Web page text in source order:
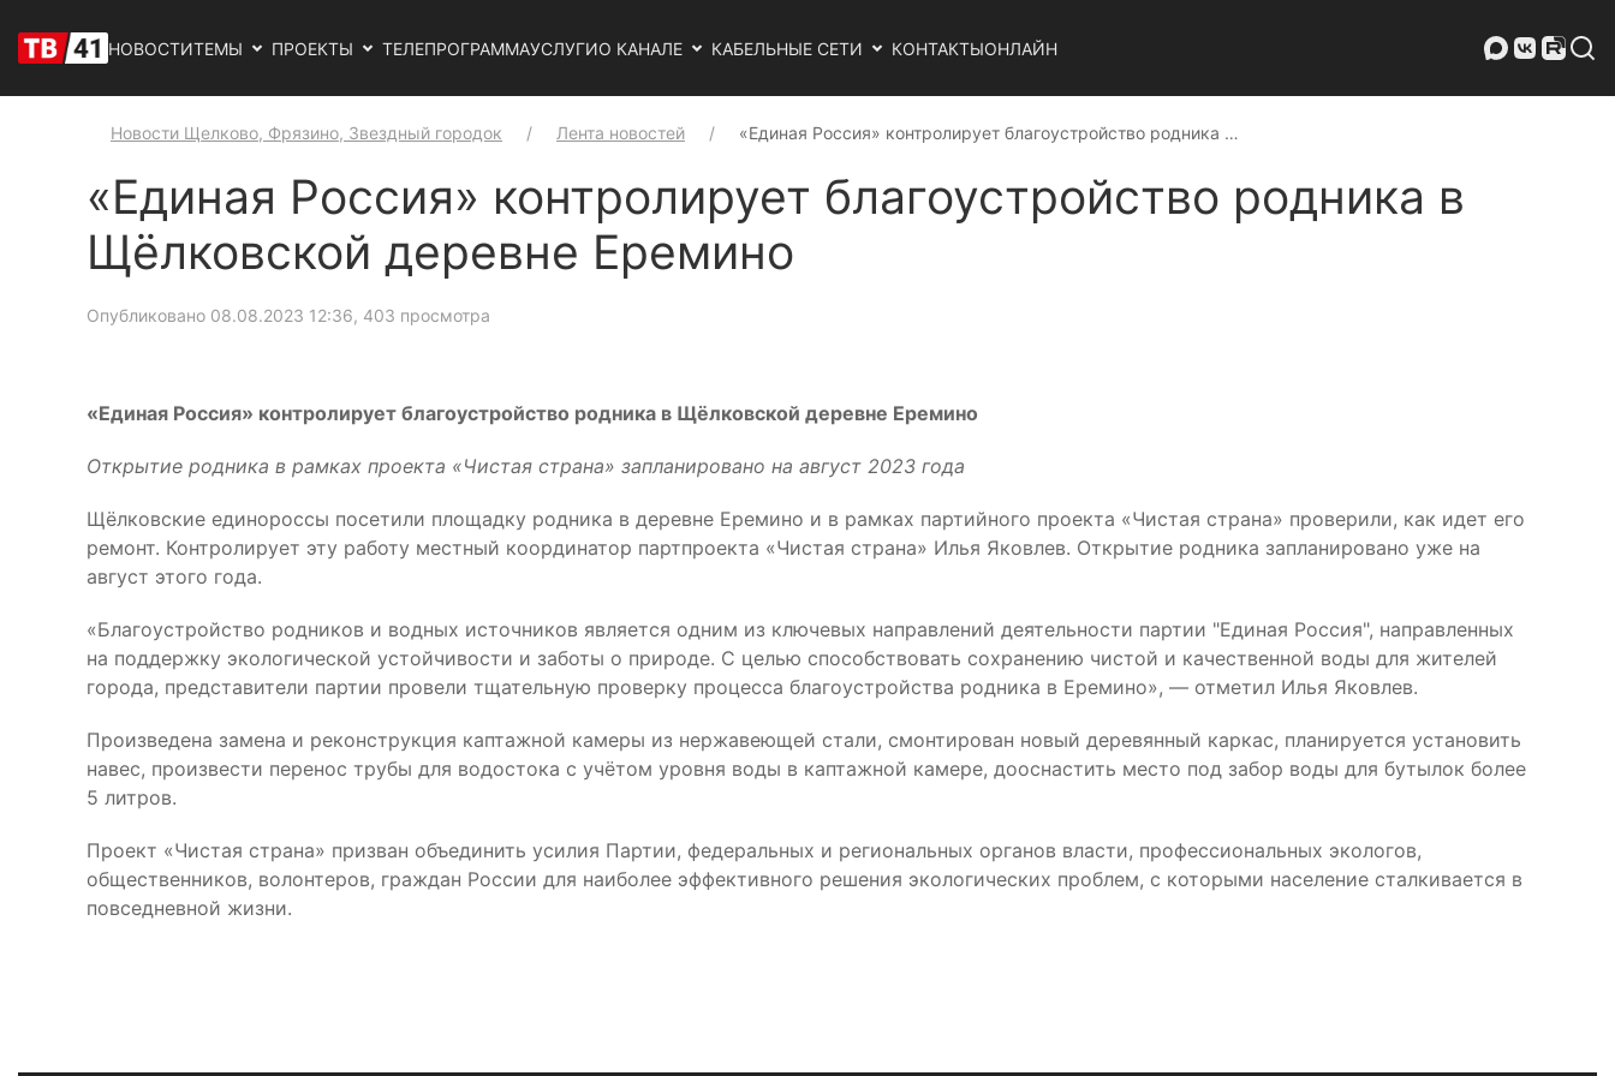
НОВОСТИТЕМЫ ПРОЕКТЫ ТЕЛЕПРОГРАММАУСЛУГИО КАНАЛЕ КАБЕЛЬНЫЕ СЕТИ КОНТАКТЫОНЛАЙН
Новости Щелково, Фрязино, Звездный городок Лента новостей «Единая Россия» контролирует благоустройство родника …
«Единая Россия» контролирует благоустройство родника в
Щёлковской деревне Еремино
Опубликовано 08.08.2023 12:36, 403 просмотра
«Единая Россия» контролирует благоустройство родника в Щёлковской деревне Еремино
Открытие родника в рамках проекта «Чистая страна» запланировано на август 2023 года
Щёлковские единороссы посетили площадку родника в деревне Еремино и в рамках партийного проекта «Чистая страна» проверили, как идет его
ремонт. Контролирует эту работу местный координатор партпроекта «Чистая страна» Илья Яковлев. Открытие родника запланировано уже на
август этого года.
«Благоустройство родников и водных источников является одним из ключевых направлений деятельности партии "Единая Россия", направленных
на поддержку экологической устойчивости и заботы о природе. С целью способствовать сохранению чистой и качественной воды для жителей
города, представители партии провели тщательную проверку процесса благоустройства родника в Еремино», — отметил Илья Яковлев.
Произведена замена и реконструкция каптажной камеры из нержавеющей стали, смонтирован новый деревянный каркас, планируется установить
навес, произвести перенос трубы для водостока с учётом уровня воды в каптажной камере, дооснастить место под забор воды для бутылок более
5 литров.
Проект «Чистая страна» призван объединить усилия Партии, федеральных и региональных органов власти, профессиональных экологов,
общественников, волонтеров, граждан России для наиболее эффективного решения экологических проблем, с которыми население сталкивается в
повседневной жизни.